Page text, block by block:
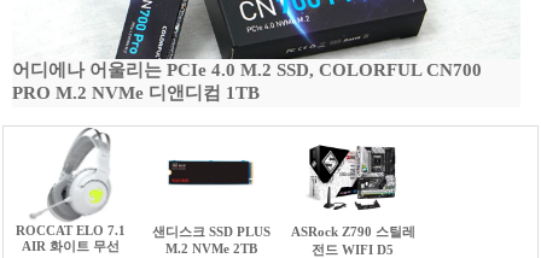
어디에나 어울리는 PCIe 4.0 M.2 SSD, COLORFUL CN700
PRO M.2 NVMe 디앤디컴 1TB